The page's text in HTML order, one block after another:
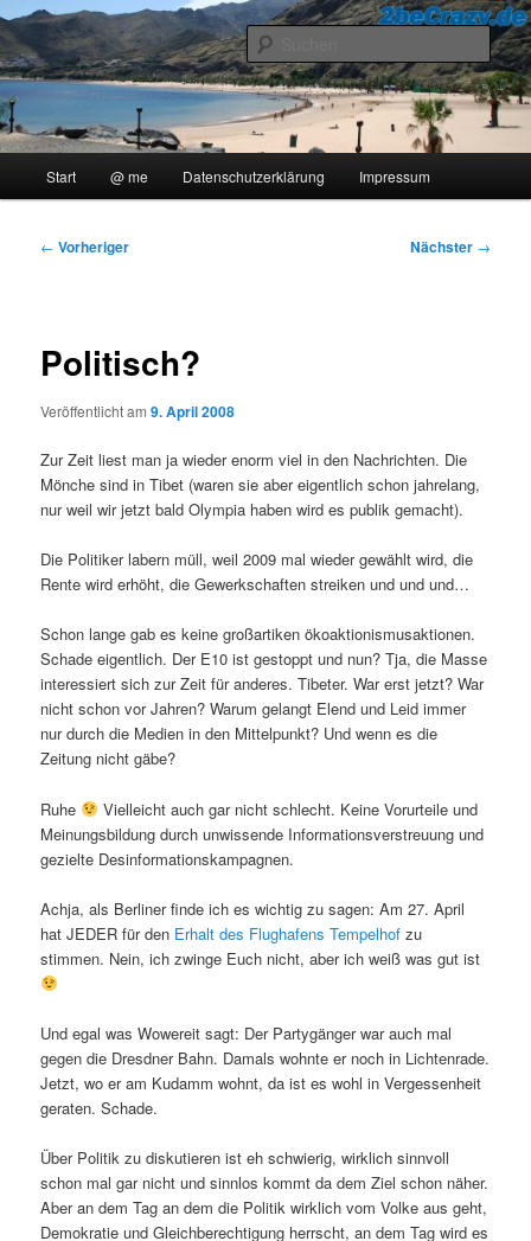
Zum
primären
Inhalt
springen2beCrazy
..::Ollis Blog::..
Start @ me Datenschutzerklärung Impressum
Beitragsnavigation
← Vorheriger Nächster →
Politisch?
Veröffentlicht am9. April 2008
Zur Zeit liest man ja wieder enorm viel in den Nachrichten. Die
Mönche sind in Tibet (waren sie aber eigentlich schon jahrelang,
nur weil wir jetzt bald Olympia haben wird es publik gemacht).
Die Politiker labern müll, weil 2009 mal wieder gewählt wird, die
Rente wird erhöht, die Gewerkschaften streiken und und und…
Schon lange gab es keine großartiken ökoaktionismusaktionen.
Schade eigentlich. Der E10 ist gestoppt und nun? Tja, die Masse
interessiert sich zur Zeit für anderes. Tibeter. War erst jetzt? War
nicht schon vor Jahren? Warum gelangt Elend und Leid immer
nur durch die Medien in den Mittelpunkt? Und wenn es die
Zeitung nicht gäbe?
Ruhe
Vielleicht auch gar nicht schlecht. Keine Vorurteile und
Meinungsbildung durch unwissende Informationsverstreuung und
gezielte Desinformationskampagnen.
Achja, als Berliner finde ich es wichtig zu sagen: Am 27. April
hat JEDER für den Erhalt des Flughafens Tempelhof zu
stimmen. Nein, ich zwinge Euch nicht, aber ich weiß was gut ist
Und egal was Wowereit sagt: Der Partygänger war auch mal
gegen die Dresdner Bahn. Damals wohnte er noch in Lichtenrade.
Jetzt, wo er am Kudamm wohnt, da ist es wohl in Vergessenheit
geraten. Schade.
Über Politik zu diskutieren ist eh schwierig, wirklich sinnvoll
schon mal gar nicht und sinnlos kommt da dem Ziel schon näher.
Aber an dem Tag an dem die Politik wirklich vom Volke aus geht,
Demokratie und Gleichberechtigung herrscht, an dem Tag wird es